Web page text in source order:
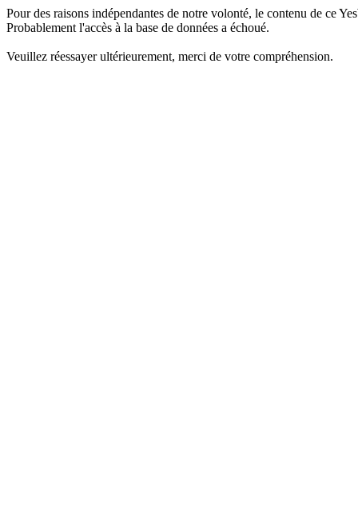
Pour des raisons indépendantes de notre volonté, le contenu de ce
Probablement l'accès à la base de données a échoué.
Veuillez réessayer ultérieurement, merci de votre compréhension.